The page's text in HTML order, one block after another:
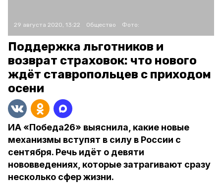
29 августа 2020, 13:22 Общество Фото:
Поддержка льготников и
возврат страховок: что нового
ждёт ставропольцев с приходом
осени
ИА «Победа26» выяснила, какие новые
механизмы вступят в силу в России с
сентября. Речь идёт о девяти
нововведениях, которые затрагивают сразу
несколько сфер жизни.